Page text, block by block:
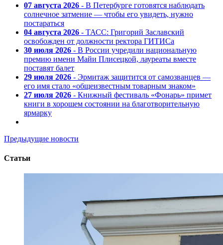
07 августа 2026 - В Петербурге готовятся наблюдать
солнечное затмение — чтобы его увидеть, нужно
постараться
04 августа 2026 - ТАСС: Григорий Заславский
освобожден от должности ректора ГИТИСа
30 июля 2026 - В России учредили национальную
премию имени Майи Плисецкой, лауреаты вместе
поставят балет
29 июля 2026 - Эрмитаж защитится от самозванцев —
его имя стало «общеизвестным товарным знаком»
27 июля 2026 - Книжный фестиваль «Фонарь» примет
книги в хорошем состоянии на благотворительную
ярмарку
Предыдущие новости
Статьи